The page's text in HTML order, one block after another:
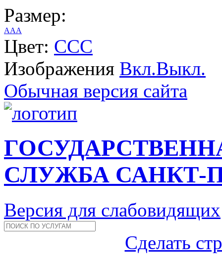
Размер:
AAA
Цвет: CCC
Изображения Вкл.Выкл.
Обычная версия сайта
СЛУЖБА САНКТ-
Версия для слабовидящих
Сделать